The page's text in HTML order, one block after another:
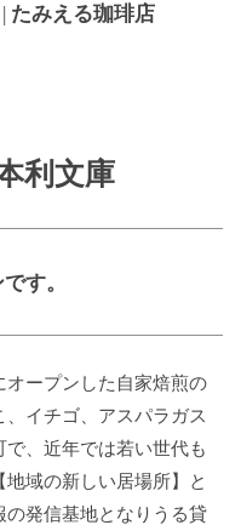
| たみえる珈琲店
利文庫
す。
ープンした自家焙煎の
イチゴ、アスパラガス
、近年では若い世代も
域の新しい居場所】と
の発信基地となりうる貸